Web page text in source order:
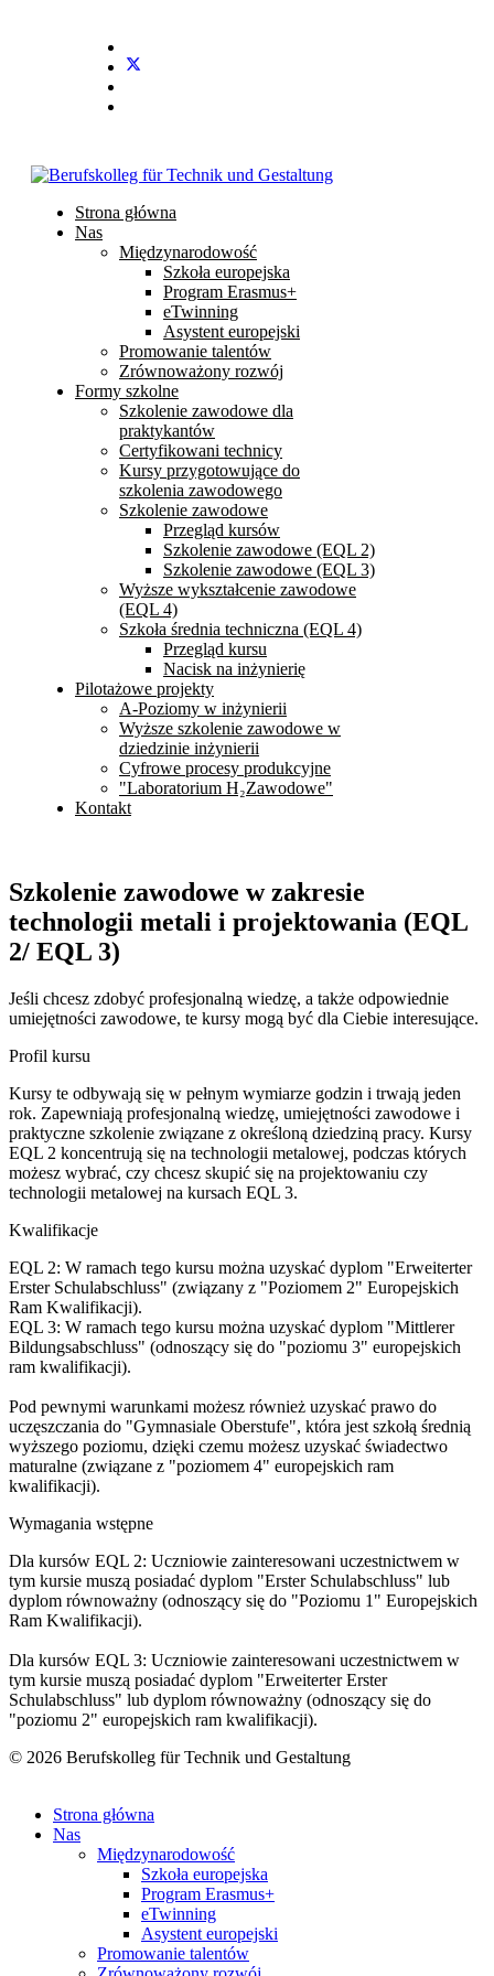
Strona główna
Nas
Międzynarodowość
Szkoła europejska
Program Erasmus+
eTwinning
Asystent europejski
Promowanie talentów
Zrównoważony rozwój
Formy szkolne
Szkolenie zawodowe dla
praktykantów
Certyfikowani technicy
Kursy przygotowujące do
szkolenia zawodowego
Szkolenie zawodowe
Przegląd kursów
Szkolenie zawodowe (EQL 2)
Szkolenie zawodowe (EQL 3)
Wyższe wykształcenie zawodowe
(EQL 4)
Szkoła średnia techniczna (EQL 4)
Przegląd kursu
Nacisk na inżynierię
Pilotażowe projekty
A-Poziomy w inżynierii
Wyższe szkolenie zawodowe w
dziedzinie inżynierii
Cyfrowe procesy produkcyjne
"Laboratorium H₂Zawodowe"
Kontakt
Szkolenie zawodowe w zakresie
technologii metali i projektowania (EQL
2/ EQL 3)
Jeśli chcesz zdobyć profesjonalną wiedzę, a także odpowiednie
umiejętności zawodowe, te kursy mogą być dla Ciebie interesujące.
Profil kursu
Kursy te odbywają się w pełnym wymiarze godzin i trwają jeden
rok. Zapewniają profesjonalną wiedzę, umiejętności zawodowe i
praktyczne szkolenie związane z określoną dziedziną pracy. Kursy
EQL 2 koncentrują się na technologii metalowej, podczas których
możesz wybrać, czy chcesz skupić się na projektowaniu czy
technologii metalowej na kursach EQL 3.
Kwalifikacje
EQL 2: W ramach tego kursu można uzyskać dyplom "Erweiterter
Erster Schulabschluss" (związany z "Poziomem 2" Europejskich
Ram Kwalifikacji).
EQL 3: W ramach tego kursu można uzyskać dyplom "Mittlerer
Bildungsabschluss" (odnoszący się do "poziomu 3" europejskich
ram kwalifikacji).
Pod pewnymi warunkami możesz również uzyskać prawo do
uczęszczania do "Gymnasiale Oberstufe", która jest szkołą średnią
wyższego poziomu, dzięki czemu możesz uzyskać świadectwo
maturalne (związane z "poziomem 4" europejskich ram
kwalifikacji).
Wymagania wstępne
Dla kursów EQL 2: Uczniowie zainteresowani uczestnictwem w
tym kursie muszą posiadać dyplom "Erster Schulabschluss" lub
dyplom równoważny (odnoszący się do "Poziomu 1" Europejskich
Ram Kwalifikacji).
Dla kursów EQL 3: Uczniowie zainteresowani uczestnictwem w
tym kursie muszą posiadać dyplom "Erweiterter Erster
Schulabschluss" lub dyplom równoważny (odnoszący się do
"poziomu 2" europejskich ram kwalifikacji).
© 2026 Berufskolleg für Technik und Gestaltung
Strona główna
Nas
Międzynarodowość
Szkoła europejska
Program Erasmus+
eTwinning
Asystent europejski
Promowanie talentów